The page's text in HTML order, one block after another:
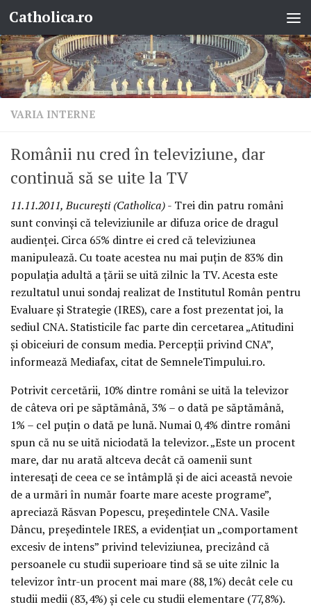
Skip to content
Catholica.ro
VARIA INTERNE
Românii nu cred în televiziune, dar
continuă să se uite la TV
11.11.2011, Bucureşti (Catholica)- Trei din patru români
sunt convinşi că televiziunile ar difuza orice de dragul
audienţei. Circa 65% dintre ei cred că televiziunea
manipulează. Cu toate acestea nu mai puţin de 83% din
populaţia adultă a ţării se uită zilnic la TV. Acesta este
rezultatul unui sondaj realizat de Institutul Român pentru
Evaluare şi Strategie (IRES), care a fost prezentat joi, la
sediul CNA. Statisticile fac parte din cercetarea „Atitudini
şi obiceiuri de consum media. Percepţii privind CNA”,
informează Mediafax, citat de SemneleTimpului.ro.
Potrivit cercetării, 10% dintre români se uită la televizor
de câteva ori pe săptămână, 3% – o dată pe săptămână,
1% – cel puţin o dată pe lună. Numai 0,4% dintre români
spun că nu se uită niciodată la televizor. „Este un procent
mare, dar nu arată altceva decât că oamenii sunt
interesaţi de ceea ce se întâmplă şi de aici această nevoie
de a urmări în număr foarte mare aceste programe”,
apreciază Răsvan Popescu, preşedintele CNA. Vasile
Dâncu, preşedintele IRES, a evidenţiat un „comportament
excesiv de intens” privind televiziunea, precizând că
persoanele cu studii superioare tind să se uite zilnic la
televizor într-un procent mai mare (88,1%) decât cele cu
studii medii (83,4%) şi cele cu studii elementare (77,8%).